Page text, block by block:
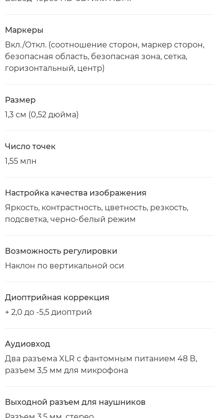
Маркеры
Вкл./Откл. (соотношение сторон, маркер сторон,
безопасная область, безопасная зона, сетка,
горизонтальный, центр)
Размер
1,3 см (0,52 дюйма)
Число точек
1,55 млн
Настройка качества изображения
Яркость, контрастность, цветность, резкость,
подсветка, черно-белый режим
Возможность регулировки
Наклон по вертикальной оси
Диоптрийная коррекция
+ 2,0 до -5,5 диоптрий
Аудиовход
Два разъема XLR с фантомным питанием 48 В,
разъем 3,5 мм для микрофона
Выходной разъем для наушников